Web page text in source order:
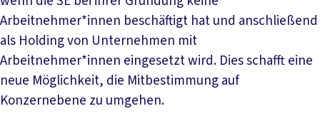
Arbeitnehmer*innen beschäftigt hat und anschließend
als Holding von Unternehmen mit
Arbeitnehmer*innen eingesetzt wird. Dies schafft eine
neue Möglichkeit, die Mitbestimmung auf
Konzernebene zu umgehen.